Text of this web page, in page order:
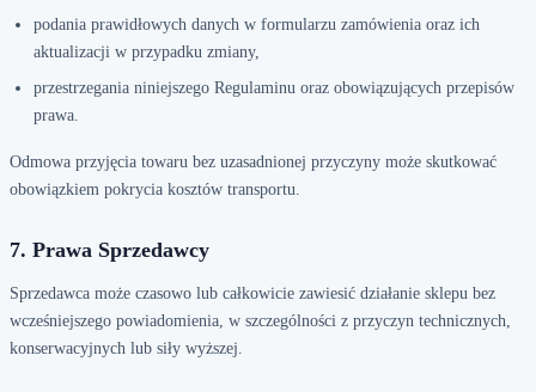
podania prawidłowych danych w formularzu zamówienia oraz ich
aktualizacji w przypadku zmiany,
przestrzegania niniejszego Regulaminu oraz obowiązujących przepisów
prawa.
Odmowa przyjęcia towaru bez uzasadnionej przyczyny może skutkować
obowiązkiem pokrycia kosztów transportu.
7. Prawa Sprzedawcy
Sprzedawca może czasowo lub całkowicie zawiesić działanie sklepu bez
wcześniejszego powiadomienia, w szczególności z przyczyn technicznych,
konserwacyjnych lub siły wyższej.